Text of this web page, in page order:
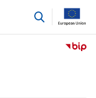
przejdź
Przejdź